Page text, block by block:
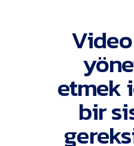
etmek
bir